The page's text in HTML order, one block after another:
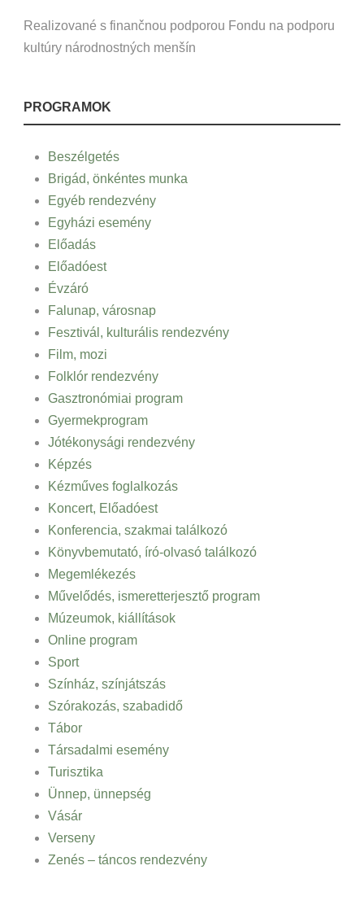
Realizované s finančnou podporou Fondu na podporu
kultúry národnostných menšín
PROGRAMOK
Beszélgetés
Brigád, önkéntes munka
Egyéb rendezvény
Egyházi esemény
Előadás
Előadóest
Évzáró
Falunap, városnap
Fesztivál, kulturális rendezvény
Film, mozi
Folklór rendezvény
Gasztronómiai program
Gyermekprogram
Jótékonysági rendezvény
Képzés
Kézműves foglalkozás
Koncert, Előadóest
Konferencia, szakmai találkozó
Könyvbemutató, író-olvasó találkozó
Megemlékezés
Művelődés, ismeretterjesztő program
Múzeumok, kiállítások
Online program
Sport
Színház, színjátszás
Szórakozás, szabadidő
Tábor
Társadalmi esemény
Turisztika
Ünnep, ünnepség
Vásár
Verseny
Zenés – táncos rendezvény